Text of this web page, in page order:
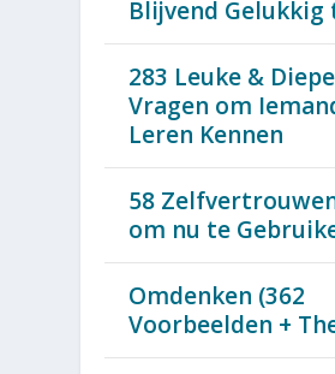
Blijvend Gelukkig
283 Leuke & Diepe
Vragen om
Leren Kennen
58
om nu te
Omdenken (362
Voorbeelden +